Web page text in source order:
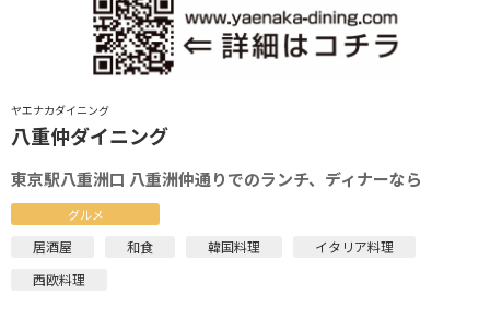
ヤエナカダイニング
八重仲ダイニング
東京駅八重洲口 八重洲仲通りでのランチ、ディナーなら
グルメ
居酒屋 和食 韓国料理
イタリア料理
西欧料理